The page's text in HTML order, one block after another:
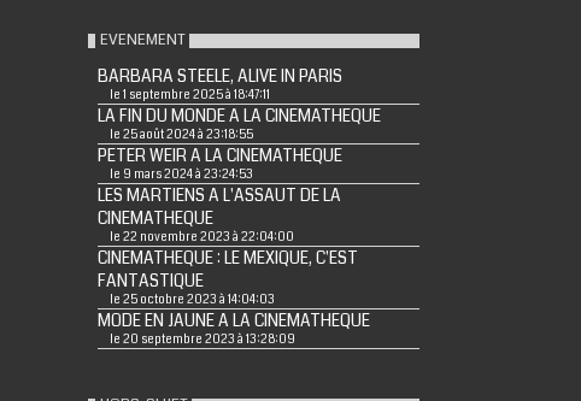
EVENEMENT
BARBARA STEELE, ALIVE IN PARIS
le 1 septembre 2025 à 18:47:11
LA FIN DU MONDE A LA CINEMATHEQUE
le 25 août 2024 à 23:18:55
PETER WEIR A LA CINEMATHEQUE
le 9 mars 2024 à 23:24:53
LES MARTIENS A L'ASSAUT DE LA
CINEMATHEQUE
le 22 novembre 2023 à 22:04:00
CINEMATHEQUE : LE MEXIQUE, C'EST
FANTASTIQUE
le 25 octobre 2023 à 14:04:03
MODE EN JAUNE A LA CINEMATHEQUE
le 20 septembre 2023 à 13:28:09